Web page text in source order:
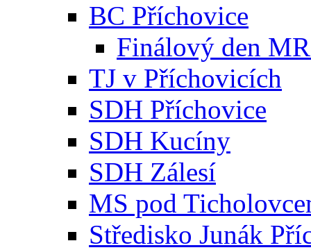
BC Příchovice
Finálový den
TJ v Příchovicích
SDH Příchovice
SDH Kucíny
SDH Zálesí
MS pod
Středisko Junák